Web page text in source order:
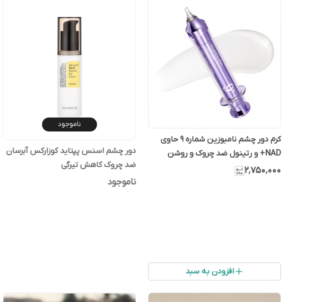
کرم دور چشم نامبوزین شماره ۹ حاوی
NAD+ و رتینول ضد چروک و روشن
کننده
۲٬۷۵۰٬۰۰۰
افزودن به سبد
ناموجود
دور چشم اسنس پپتاید کوزارکس آبرسان
ضد چروک کاهش تیرگی
ناموجود